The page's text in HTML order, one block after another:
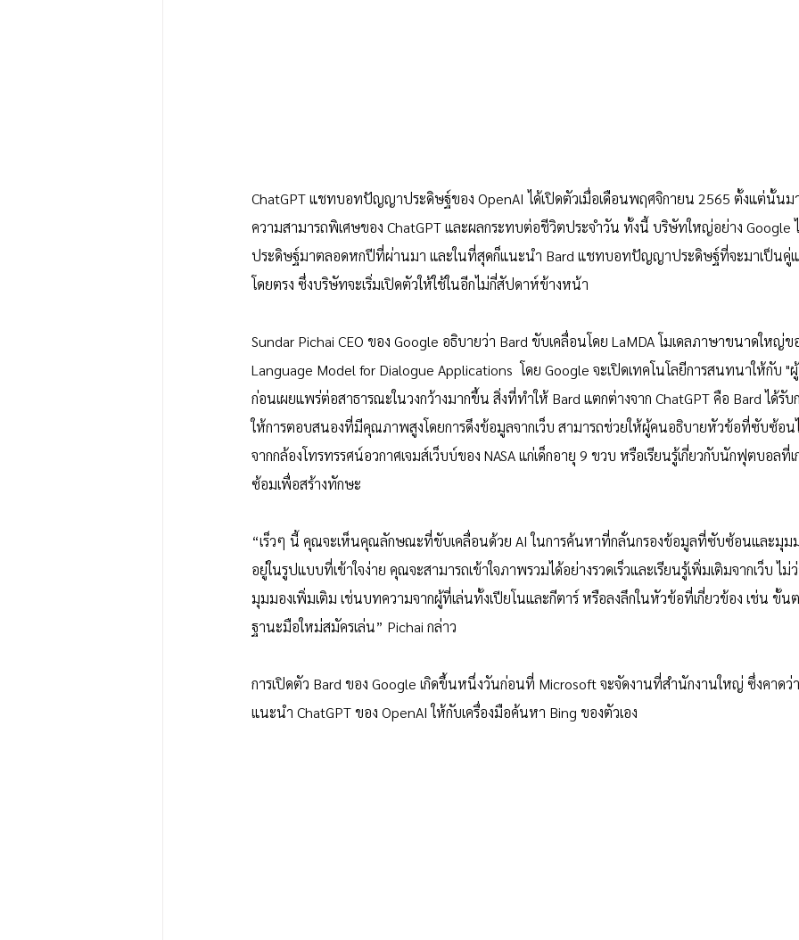
ChatGPT แชทบอทปัญญาประดิษฐ์ของ OpenAI ได้เปิดตัวเมื่อเดือนพฤศจิกายน 2565 ตั้งแต่นั้นม
ความสามารถพิเศษของ ChatGPT และผลกระทบต่อชีวิตประจำวัน ทั้งนี้ บริษัทใหญ่อย่าง
ประดิษฐ์มาตลอดหกปีที่ผ่านมา และในที่สุดก็แนะนำ Bard แชทบอทปัญญาประดิษฐ์ที่จะมาเป็นคู่แ
โดยตรง ซึ่งบริษัทจะเริ่มเปิดตัวให้ใช้ในอีกไม่กี่สัปดาห์ข้างหน้า
Sundar Pichai CEO ของ Google อธิบายว่า Bard ขับเคลื่อนโดย LaMDA โมเดลภาษาขนาดใหญ่
Language Model for Dialogue Applications  โดย Google จะเปิดเทคโนโลยีการสนทนาให้กับ "
ก่อนเผยแพร่ต่อสาธารณะในวงกว้างมากขึ้น สิ่งที่ทำให้ Bard แตกต่างจาก ChatGPT คือ Bard ได้รั
ให้การตอบสนองที่มีคุณภาพสูงโดยการดึงข้อมูลจากเว็บ สามารถช่วยให้ผู้คนอธิบายหัวข้อที่ซับซ้อน
จากกล้องโทรทรรศน์อวกาศเจมส์เว็บบ์ของ NASA แก่เด็กอายุ 9 ขวบ หรือเรียนรู้เกี่ยวกับนักฟุตบอลที่
ซ้อมเพื่อสร้างทักษะ
“เร็วๆ นี้ คุณจะเห็นคุณลักษณะที่ขับเคลื่อนด้วย AI ในการค้นหาที่กลั่นกรองข้อมูลที่ซับซ้อนและมุม
อยู่ในรูปแบบที่เข้าใจง่าย คุณจะสามารถเข้าใจภาพรวมได้อย่างรวดเร็วและเรียนรู้เพิ่มเติมจากเว็บ ไ
มุมมองเพิ่มเติม เช่นบทความจากผู้ที่เล่นทั้งเปียโนและกีตาร์ หรือลงลึกในหัวข้อที่เกี่ยวข้อง เช่น ขั้น
ฐานะมือใหม่สมัครเล่น” Pichai กล่าว
การเปิดตัว Bard ของ Google เกิดขึ้นหนึ่งวันก่อนที่ Microsoft จะจัดงานที่สำนักงานใหญ่ ซึ่งคาดว่
แนะนำ ChatGPT ของ OpenAI ให้กับเครื่องมือค้นหา Bing ของตัวเอง